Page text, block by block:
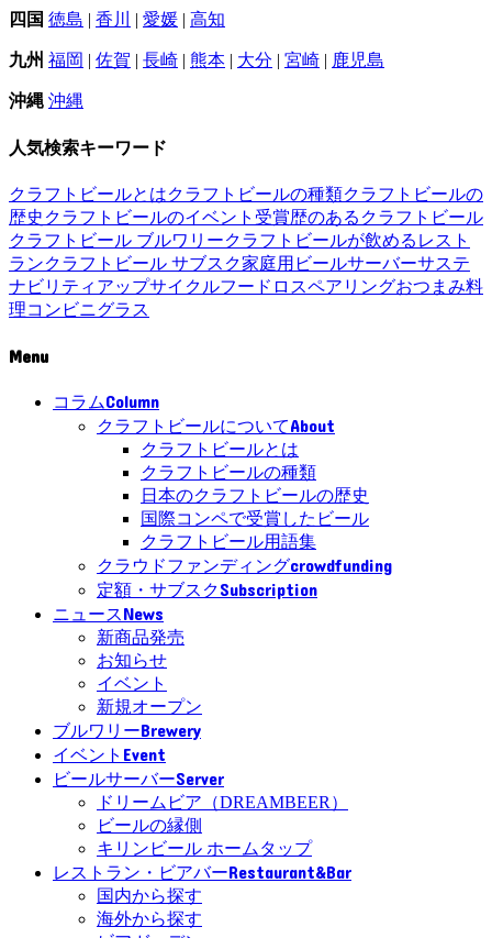
四国 徳島 | 香川 | 愛媛 | 高知
九州 福岡 | 佐賀 | 長崎 | 熊本 | 大分 | 宮崎 | 鹿児島
沖縄 沖縄
人気検索キーワード
クラフトビールとはクラフトビールの種類クラフトビールの
歴史 クラフトビールのイベント 受賞歴のあるクラフトビール
クラフトビール ブルワリークラフトビールが飲めるレスト
ランクラフトビール サブスク家庭用ビールサーバーサステ
ナビリティ アップサイクルフードロスペアリングおつまみ料
理コンビニグラス
Menu
コラムColumn
クラフトビールについてAbout
クラフトビールとは
クラフトビールの種類
日本のクラフトビールの歴史
国際コンペで受賞したビール
クラフトビール用語集
クラウドファンディングcrowdfunding
定額・サブスクSubscription
ニュースNews
新商品発売
お知らせ
イベント
新規オープン
ブルワリーBrewery
イベント Event
ビールサーバーServer
ドリームビア（DREAMBEER）
ビールの縁側
キリンビール ホームタップ
レストラン・ビアバーRestaurant&Bar
国内から探す
海外から探す